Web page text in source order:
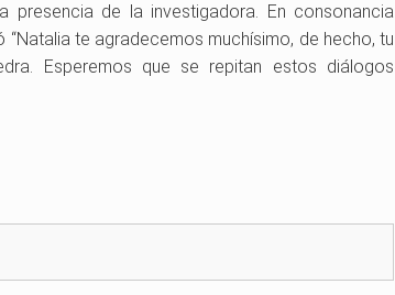
presencia de la investigadora. En consonancia
te agradecemos muchísimo, de hecho, tu
Esperemos que se repitan estos diálogos